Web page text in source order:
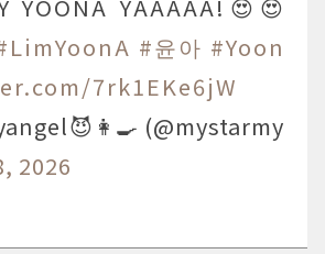
YOONA YAAAAA!😍😍
#윤아 #Yoon
7rk1EKe6jW
(@mystarmy
2026